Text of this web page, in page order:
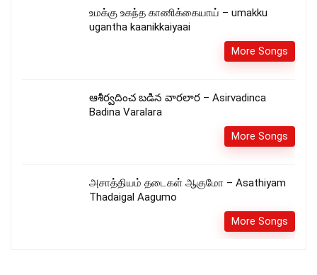
உமக்கு உகந்த காணிக்கையாய் – umakku
ugantha kaanikkaiyaai
More Songs
ఆశీర్వదించ బడిన వారలార – Asirvadinca
Badina Varalara
More Songs
அசாத்தியம் தடைகள் ஆகுமோ – Asathiyam
Thadaigal Aagumo
More Songs